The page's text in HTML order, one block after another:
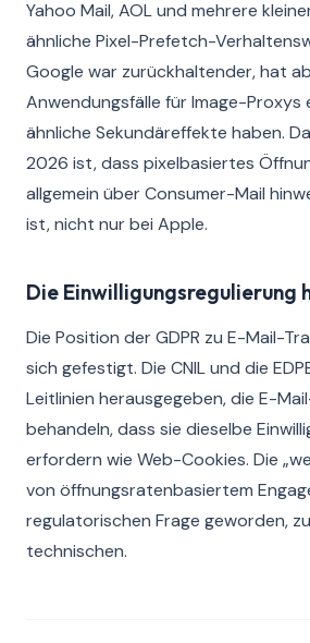
Yahoo Mail, AOL und mehrere
ähnliche Pixel-Prefetch-
Google war zurückhaltender, hat
Anwendungsfälle für Image-Proxys
ähnliche Sekundäreffekte haben.
2026 ist, dass pixelbasiertes
allgemein über Consumer-Mail
ist, nicht nur bei Apple.
Die Einwilligungsregulierung
Die Position der GDPR zu E-Mail-
sich gefestigt. Die CNIL und die
Leitlinien herausgegeben, die E-
behandeln, dass sie dieselbe
erfordern wie Web-Cookies. Die
von öffnungsratenbasiertem
regulatorischen Frage geworden,
technischen.